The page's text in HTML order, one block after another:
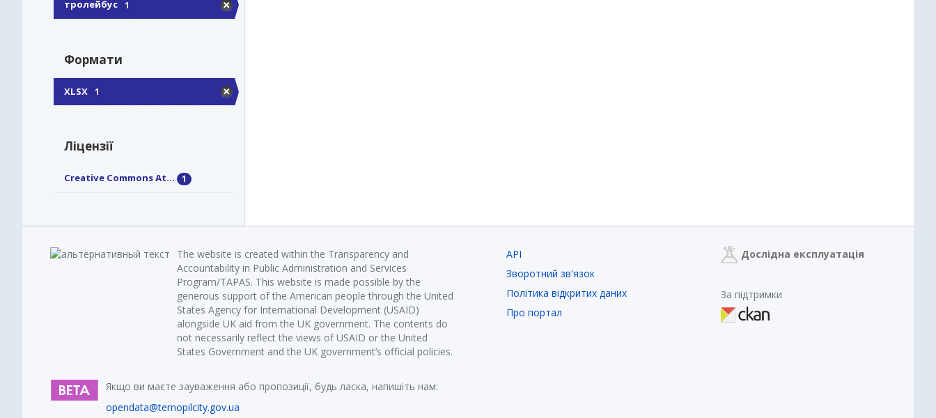
тролейбус 1
Формати
XLSX 1
Ліцензії
Creative Commons At... 1
The website is created within the Transparency and
Accountability in Public Administration and Services
Program/TAPAS. This website is made possible by the
generous support of the American people through the United
States Agency for International Development (USAID)
alongside UK aid from the UK government. The contents do
not necessarily reflect the views of USAID or the United
States Government and the UK government’s official policies.
Якщо ви маєте зауваження або пропозиції, будь ласка, напишіть нам:
opendata@ternopilcity.gov.ua
API
Зворотний зв'язок
Політика відкритих даних
Про портал
Дослідна експлуатація
За підтримки